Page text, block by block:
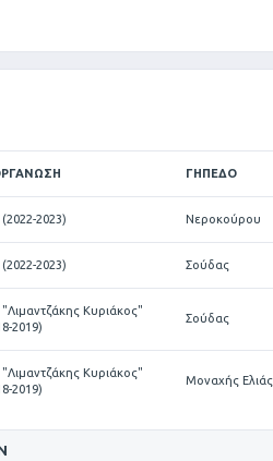
ΓΉΠΕΔΟ
2023) Νεροκούρου
2023) Σούδας
Κυριάκος"
2019)
Σούδας
Κυριάκος"
2019)
Μοναχής Ελιάς